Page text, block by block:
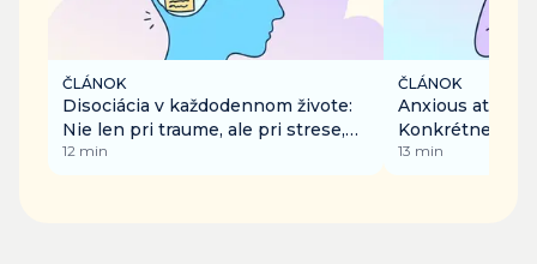
ČLÁNOK
Disociácia v každodennom živote:
Nie len pri traume, ale pri strese,
nude či preťažení
12 min
ČLÁNOK
Anxious
Konkrétne
vo vzťahoch, a
13 min